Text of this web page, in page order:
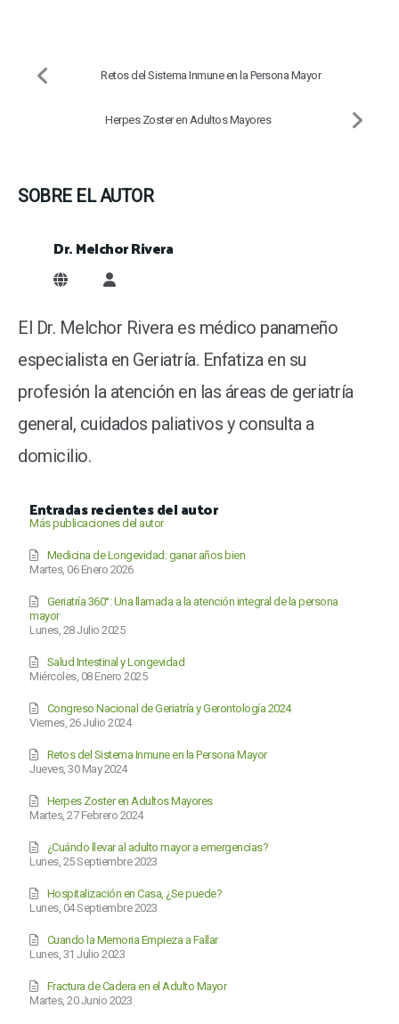
Retos del Sistema Inmune en la Persona Mayor
Herpes Zoster en Adultos Mayores
SOBRE EL AUTOR
Dr. Melchor Rivera
Dr. Melchor Rivera
El Dr. Melchor Rivera es médico panameño
especialista en Geriatría. Enfatiza en su
profesión la atención en las áreas de geriatría
general, cuidados paliativos y consulta a
domicilio.
Entradas recientes del autor
Más publicaciones del autor
Martes, 06 Enero 2026
Medicina de Longevidad: ganar años bien
Lunes, 28 Julio 2025
Geriatría 360°: Una llamada a la atención integral de la persona
mayor
Miércoles, 08 Enero 2025
Salud Intestinal y Longevidad
Viernes, 26 Julio 2024
Congreso Nacional de Geriatría y Gerontología 2024
Jueves, 30 May 2024
Retos del Sistema Inmune en la Persona Mayor
Martes, 27 Febrero 2024
Herpes Zoster en Adultos Mayores
Lunes, 25 Septiembre 2023
¿Cuándo llevar al adulto mayor a emergencias?
Lunes, 04 Septiembre 2023
Hospitalización en Casa, ¿Se puede?
Lunes, 31 Julio 2023
Cuando la Memoria Empieza a Fallar
Martes, 20 Junio 2023
Fractura de Cadera en el Adulto Mayor